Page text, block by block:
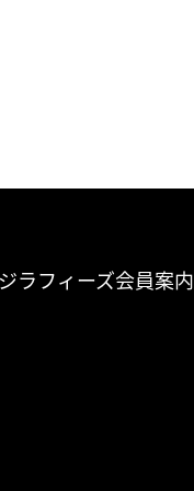
ジラフィーズ会員案内